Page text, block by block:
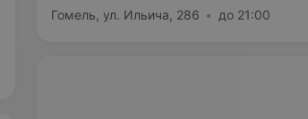
Гомель, ул. Ильича, 286 до 21:00